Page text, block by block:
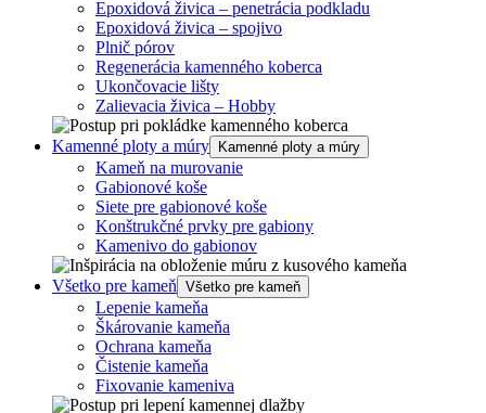
Epoxidová živica – penetrácia podkladu
Epoxidová živica – spojivo
Plnič pórov
Regenerácia kamenného koberca
Ukončovacie lišty
Zalievacia živica – Hobby
Kamenné ploty a múry Kamenné ploty a múry
Kameň na murovanie
Gabionové koše
Siete pre gabionové koše
Konštrukčné prvky pre gabiony
Kamenivo do gabionov
Všetko pre kameň Všetko pre kameň
Lepenie kameňa
Škárovanie kameňa
Ochrana kameňa
Čistenie kameňa
Fixovanie kameniva